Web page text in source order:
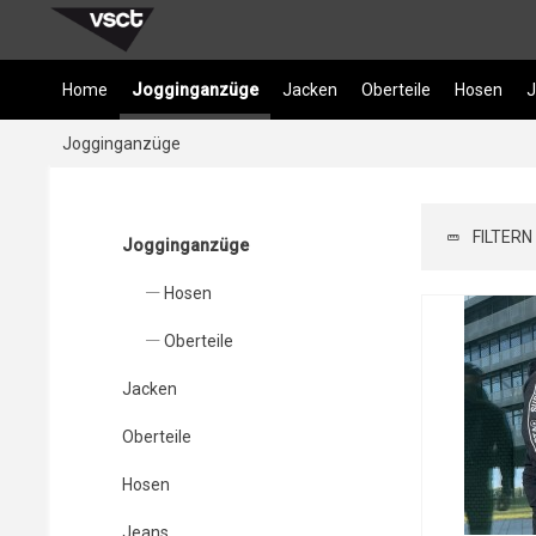
Home Jogginganzüge Jacken Oberteile Hosen
Jogginganzüge
Jogginganzüge
Hosen
Oberteile
Jacken
Oberteile
Hosen
FILTERN